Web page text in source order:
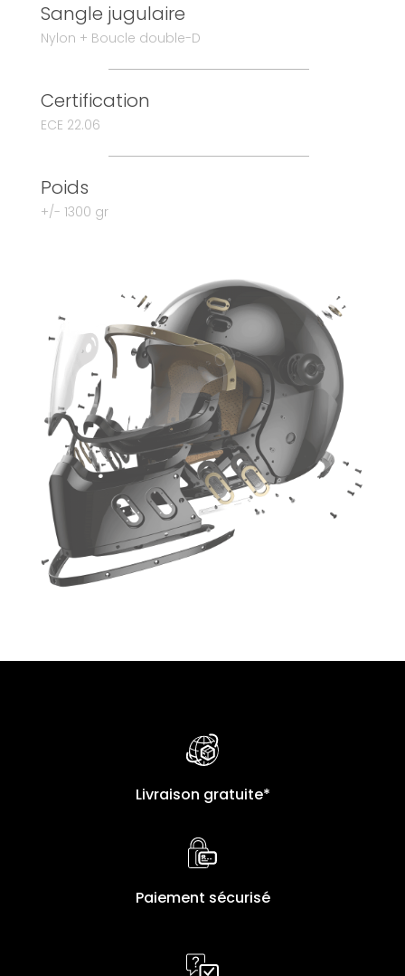
Sangle jugulaire
Nylon + Boucle double-D
Certification
ECE 22.06
Poids
+/- 1300 gr
Livraison gratuite*
Paiement sécurisé